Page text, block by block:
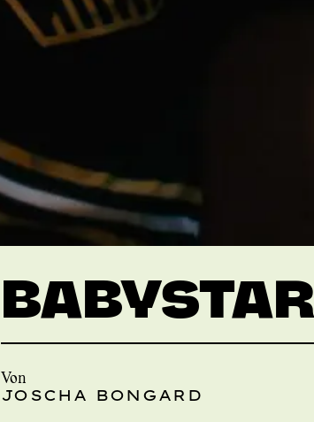
BABYSTAR
Von
JOSCHA BONGARD